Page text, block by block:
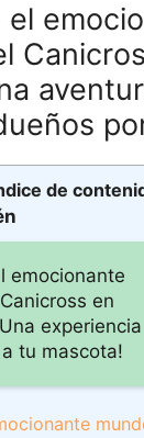
el
de
emocionante
en
experiencia
tu mascota!